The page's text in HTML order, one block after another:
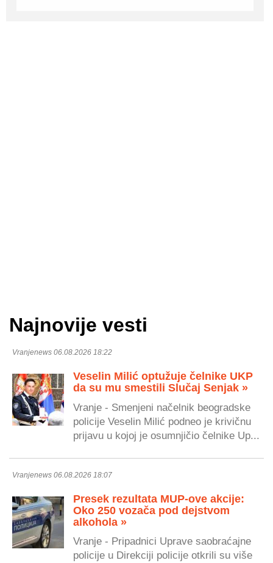
Najnovije vesti
Vranjenews 06.08.2026 18:22
Veselin Milić optužuje čelnike UKP
da su mu smestili Slučaj Senjak »
Vranje - Smenjeni načelnik beogradske
policije Veselin Milić podneo je krivičnu
prijavu u kojoj je osumnjičio čelnike Up...
Vranjenews 06.08.2026 18:07
Presek rezultata MUP-ove akcije:
Oko 250 vozača pod dejstvom
alkohola »
Vranje - Pripadnici Uprave saobraćajne
policije u Direkciji policije otkrili su više